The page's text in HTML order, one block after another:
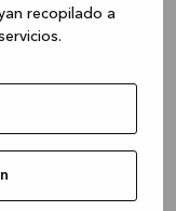
recopilado a
has occurred
console for more